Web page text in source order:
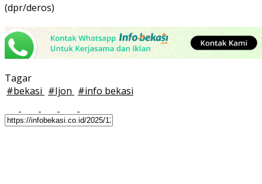
(dpr/deros)
Tagar
#bekasi #Ijon #info bekasi